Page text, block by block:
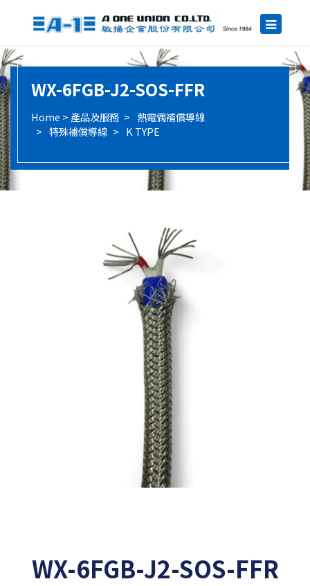
WX-6FGB-J2-SOS-FFR
產品及服務
熱電偶補償導線
特殊補償導線
K TYPE
WX-6FGB-J2-SOS-FFR